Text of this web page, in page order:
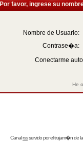
Por favor, ingrese su
Nombre de Usuario:
Contrase�a:
Conectarme
He
Canalrssservido por eltrujam�nde